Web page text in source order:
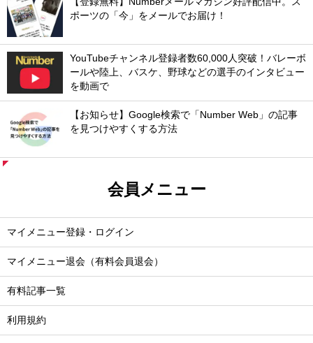
ポーツの「今」をメールでお届け！
YouTubeチャンネル登録者数60,000人突破！バレーボ
ールや陸上、バスケ、野球などの選手のインタビュー
を動画で
【お知らせ】Google検索で「Number Web」の記事
を見つけやすくする方法
会員メニュー
マイメニュー登録・ログイン
マイメニュー退会（有料会員退会）
有料記事一覧
利用規約